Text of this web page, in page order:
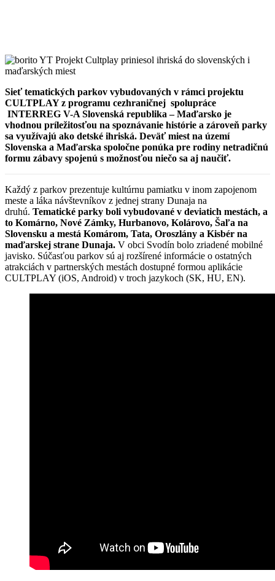
Sieť tematických parkov vybudovaných v rámci projektu
CULTPLAY z programu cezhraničnej spolupráce
INTERREG V-A Slovenská republika – Maďarsko je
vhodnou príležitosťou na spoznávanie histórie a zároveň parky
sa využívajú ako detské ihriská. Deväť miest na území
Slovenska a Maďarska spoločne ponúka pre rodiny netradičnú
formu zábavy spojenú s možnosťou niečo sa aj naučiť.
Každý z parkov prezentuje kultúrnu pamiatku v inom zapojenom
meste a láka návštevníkov z jednej strany Dunaja na
druhú. Tematické parky boli vybudované v deviatich mestách, a
to Komárno, Nové Zámky, Hurbanovo, Kolárovo, Šaľa na
Slovensku a mestá Komárom, Tata, Oroszlány a Kisbér na
maďarskej strane Dunaja. V obci Svodín bolo zriadené mobilné
javisko. Súčasťou parkov sú aj rozšírené informácie o ostatných
atrakciách v partnerských mestách dostupné formou aplikácie
CULTPLAY (iOS, Android) v troch jazykoch (SK, HU, EN).